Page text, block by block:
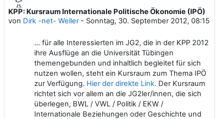
KPP: Kursraum Internationale Politische Ökonomie (IPÖ)
von Dirk -net- Weller- Sonntag, 30. September 2012, 08:15
Anzahl Antworten: 0
... für alle Interessierten im JG2, die in der KPP 2012
ihre Ausflüge an die Universität Tübingen
themengebunden und inhaltlich begleitet für sich
nutzen wollen, steht ein Kursraum zum Thema IPÖ
zur Verfügung. Hier der direkte Link. Der Kursraum
richtet sich vor allem an die JG2ler/innen, die sich
überlegen, BWL / VWL / Politik / EKW /
Internationale Beziehungen oder Geschichte und